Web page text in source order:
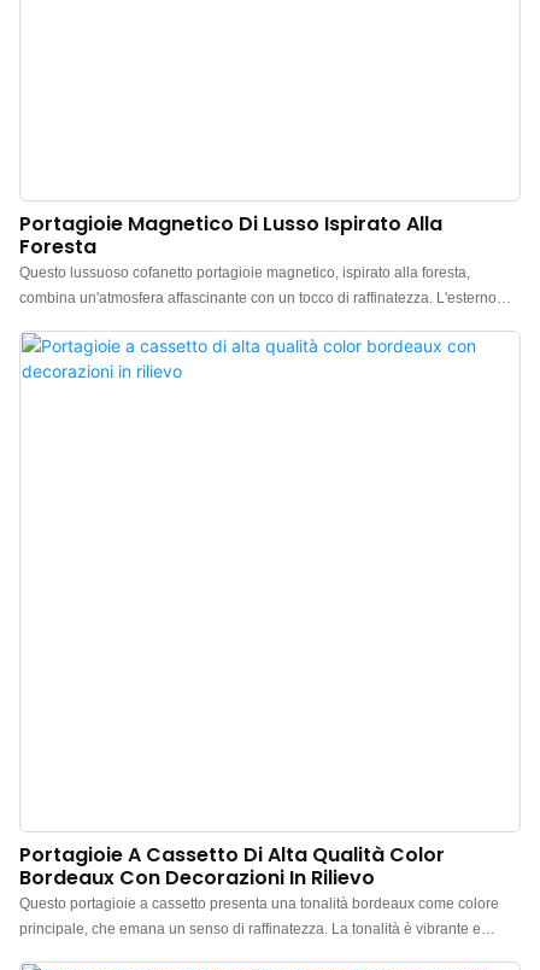
Portagioie Magnetico Di Lusso Ispirato Alla
Foresta
Questo lussuoso cofanetto portagioie magnetico, ispirato alla foresta,
combina un'atmosfera affascinante con un tocco di raffinatezza. L'esterno
naturale e rinfrescante dello stile boschivo. Abbinato a un vivace interno
giallo, questo design color-blocking esalta la profondità visiva e valorizza
Portagioie A Cassetto Di Alta Qualità Color
Bordeaux Con Decorazioni In Rilievo
Questo portagioie a cassetto presenta una tonalità bordeaux come colore
principale, che emana un senso di raffinatezza. La tonalità è vibrante e